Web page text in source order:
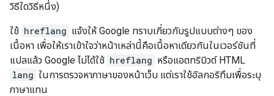
วิธีใดวิธีหนึ่ง)
ใช้ hreflang แจ้งให้ Google ทราบเกี่ยวกับรูปแบบต่างๆ ของ
เนื้อหา เพื่อให้เราเข้าใจว่าหน้าเหล่านี้คือเนื้อหาเดียวกันในเวอร์ชันที่
แปลแล้ว Google ไม่ได้ใช้ hreflang หรือแอตทริบิวต์ HTML
lang ในการตรวจหาภาษาของหน้าเว็บ แต่เราใช้อัลกอริทึมเพื่อระบุ
ภาษาแทน